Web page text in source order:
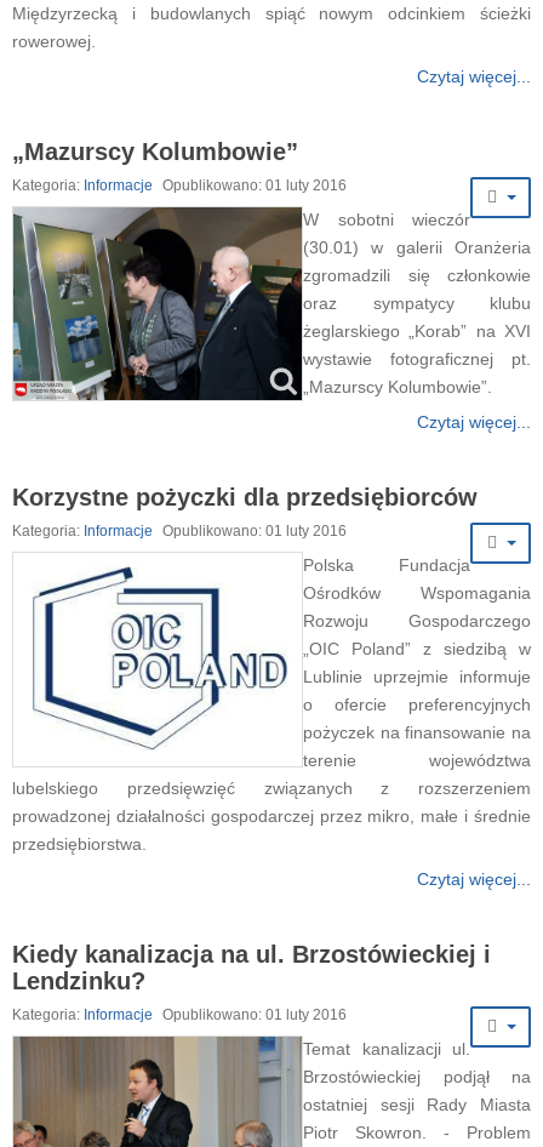
Międzyrzecką i budowlanych spiąć nowym odcinkiem ścieżki
rowerowej.
Czytaj więcej...
„Mazurscy Kolumbowie”
Kategoria: Informacje Opublikowano: 01 luty 2016
W sobotni wieczór
(30.01) w galerii Oranżeria
zgromadzili się członkowie
oraz sympatycy klubu
żeglarskiego „Korab” na XVI
wystawie fotograficznej pt.
„Mazurscy Kolumbowie”.
Czytaj więcej...
Korzystne pożyczki dla przedsiębiorców
Kategoria: Informacje Opublikowano: 01 luty 2016
Polska Fundacja
Ośrodków Wspomagania
Rozwoju Gospodarczego
„OIC Poland” z siedzibą w
Lublinie uprzejmie informuje
o ofercie preferencyjnych
pożyczek na finansowanie na
terenie województwa
lubelskiego przedsięwzięć związanych z rozszerzeniem
prowadzonej działalności gospodarczej przez mikro, małe i średnie
przedsiębiorstwa.
Czytaj więcej...
Kiedy kanalizacja na ul. Brzostówieckiej i
Lendzinku?
Kategoria: Informacje Opublikowano: 01 luty 2016
Temat kanalizacji ul.
Brzostówieckiej podjął na
ostatniej sesji Rady Miasta
Piotr Skowron. - Problem